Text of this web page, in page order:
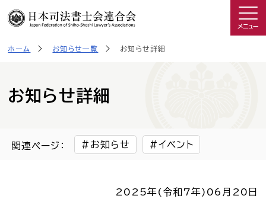
司法書士を知る
日司連について
メニュー
ホーム お知らせ一覧 お知らせ詳細
お知らせ詳細
関連ページ： お知らせ イベント
2025年(令和7年) 06月20日